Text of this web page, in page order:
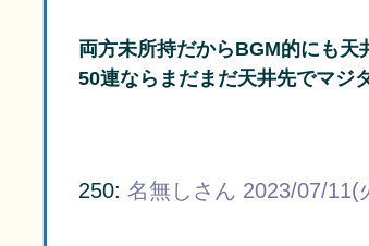
両方未所持だからBGM的にも天
50連ならまだまだ天井先でマジ
250: 名無しさん 2023/07/11(